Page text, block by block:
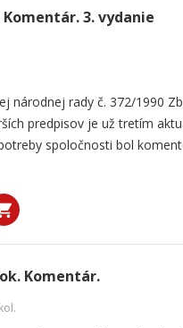
3. vydanie
národnej rady č. 372/1990
predpisov je už tretím
spoločnosti bol
Komentár.